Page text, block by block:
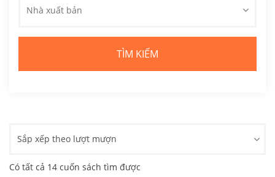
Nhà xuất bản
Sắp xếp theo lượt mượn
Có tất cả 14 cuốn sách tìm được